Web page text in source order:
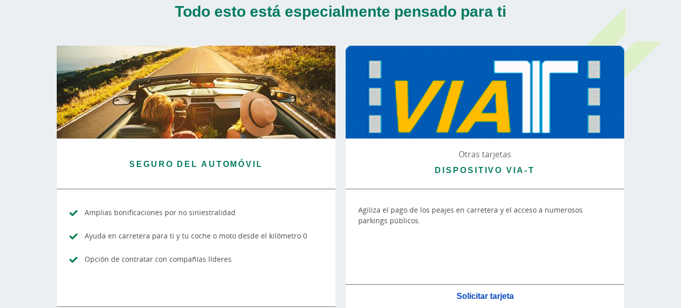
Todo esto está especialmente pensado para ti
SEGURO DEL AUTOMÓVIL
Amplias bonificaciones por no siniestralidad
Ayuda en carretera para ti y tu coche o moto desde el kilómetro 0
Opción de contratar con compañías líderes
Otras tarjetas
DISPOSITIVO VIA-T
Agiliza el pago de los peajes en carretera y el acceso a numerosos
parkings públicos.
Solicitar tarjeta